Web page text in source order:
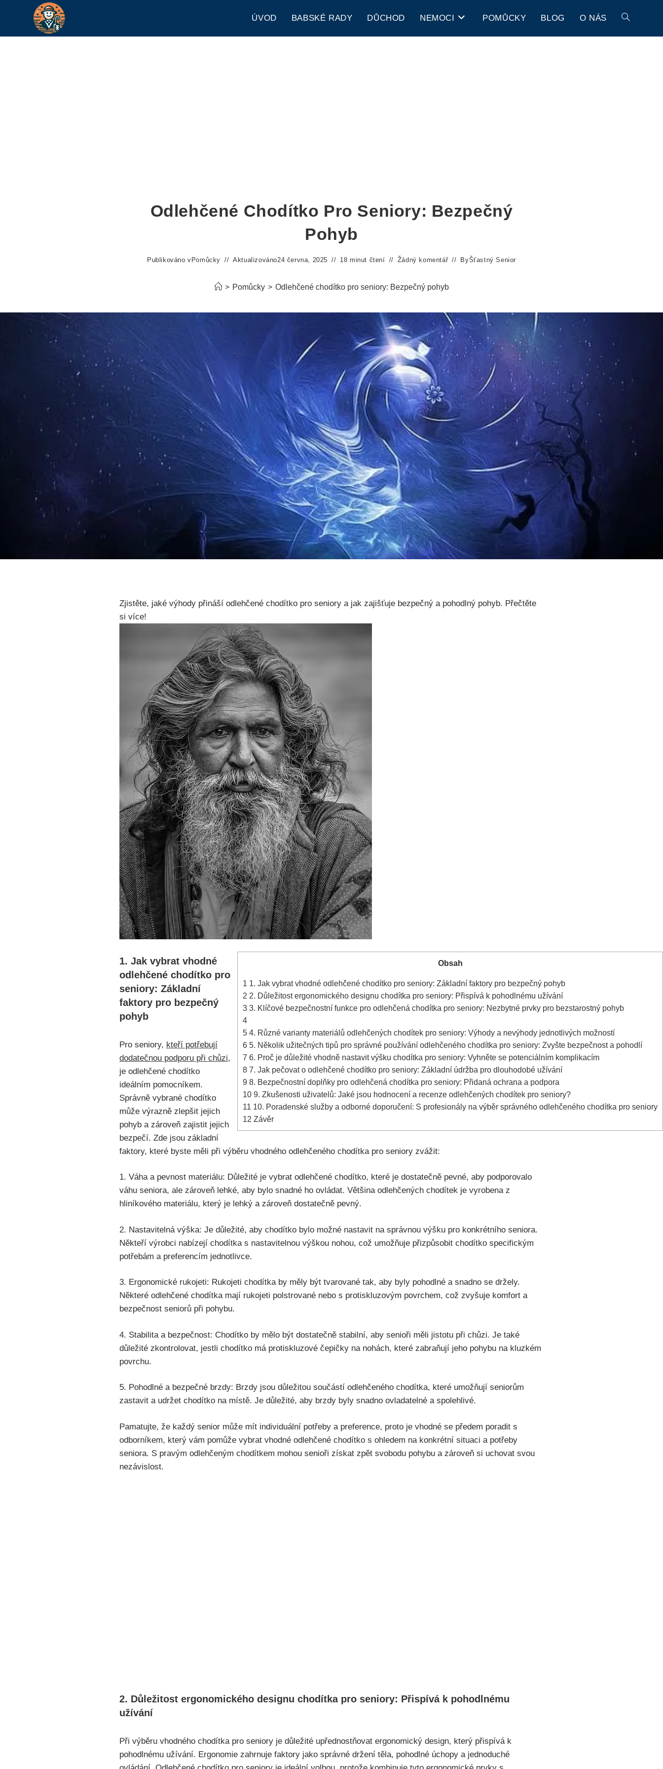
ÚVOD BABSKÉ RADY DŮCHOD NEMOCI POMŮCKY BLOG O NÁS
Odlehčené Chodítko Pro Seniory: Bezpečný
Pohyb
Publikováno v Pomůcky Aktualizováno24 června, 2025 18 minut čtení Žádný komentář ByŠťastný Senior
> Pomůcky > Odlehčené chodítko pro seniory: Bezpečný pohyb
Zjistěte, jaké výhody přináší odlehčené chodítko pro seniory a jak zajišťuje bezpečný a pohodlný pohyb. Přečtěte
si více!
Obsah
1 1. Jak vybrat vhodné odlehčené chodítko pro seniory: Základní faktory pro bezpečný pohyb
2 2. Důležitost ergonomického designu chodítka pro seniory: Přispívá k pohodlnému užívání
3 3. Klíčové bezpečnostní funkce pro odlehčená chodítka pro seniory: Nezbytné prvky pro bezstarostný pohyb
4
5 4. Různé varianty materiálů odlehčených chodítek pro seniory: Výhody a nevýhody jednotlivých možností
6 5. Několik užitečných tipů pro správné používání odlehčeného chodítka pro seniory: Zvyšte bezpečnost a pohodlí
7 6. Proč je důležité vhodně nastavit výšku chodítka pro seniory: Vyhněte se potenciálním komplikacím
8 7. Jak pečovat o odlehčené chodítko pro seniory: Základní údržba pro dlouhodobé užívání
9 8. Bezpečnostní doplňky pro odlehčená chodítka pro seniory: Přidaná ochrana a podpora
10 9. Zkušenosti uživatelů: Jaké jsou hodnocení a recenze odlehčených chodítek pro seniory?
11 10. Poradenské služby a odborné doporučení: S profesionály na výběr správného odlehčeného chodítka pro seniory
12 Závěr
1. Jak vybrat vhodné
odlehčené chodítko pro
seniory: Základní
faktory pro bezpečný
pohyb
Pro seniory, kteří potřebují
dodatečnou podporu při chůzi,
je odlehčené chodítko
ideálním pomocníkem.
Správně vybrané chodítko
může výrazně zlepšit jejich
pohyb a zároveň zajistit jejich
bezpečí. Zde jsou základní
faktory, které byste měli při výběru vhodného odlehčeného chodítka pro seniory zvážit:
1. Váha a pevnost materiálu: Důležité je vybrat odlehčené chodítko, které je dostatečně pevné, aby podporovalo
váhu seniora, ale zároveň lehké, aby bylo snadné ho ovládat. Většina odlehčených chodítek je vyrobena z
hliníkového materiálu, který je lehký a zároveň dostatečně pevný.
2. Nastavitelná výška: Je důležité, aby chodítko bylo možné nastavit na správnou výšku pro konkrétního seniora.
Někteří výrobci nabízejí chodítka s nastavitelnou výškou nohou, což umožňuje přizpůsobit chodítko specifickým
potřebám a preferencím jednotlivce.
3. Ergonomické rukojeti: Rukojeti chodítka by měly být tvarované tak, aby byly pohodlné a snadno se držely.
Některé odlehčené chodítka mají rukojeti polstrované nebo s protiskluzovým povrchem, což zvyšuje komfort a
bezpečnost seniorů při pohybu.
4. Stabilita a bezpečnost: Chodítko by mělo být dostatečně stabilní, aby senioři měli jistotu při chůzi. Je také
důležité zkontrolovat, jestli chodítko má protiskluzové čepičky na nohách, které zabraňují jeho pohybu na kluzkém
povrchu.
5. Pohodlné a bezpečné brzdy: Brzdy jsou důležitou součástí odlehčeného chodítka, které umožňují seniorům
zastavit a udržet chodítko na místě. Je důležité, aby brzdy byly snadno ovladatelné a spolehlivé.
Pamatujte, že každý senior může mít individuální potřeby a preference, proto je vhodné se předem poradit s
odborníkem, který vám pomůže vybrat vhodné odlehčené chodítko s ohledem na konkrétní situaci a potřeby
seniora. S pravým odlehčeným chodítkem mohou senioři získat zpět svobodu pohybu a zároveň si uchovat svou
nezávislost.
2. Důležitost ergonomického designu chodítka pro seniory: Přispívá k pohodlnému
užívání
Při výběru vhodného chodítka pro seniory je důležité upřednostňovat ergonomický design, který přispívá k
pohodlnému užívání. Ergonomie zahrnuje faktory jako správné držení těla, pohodlné úchopy a jednoduché